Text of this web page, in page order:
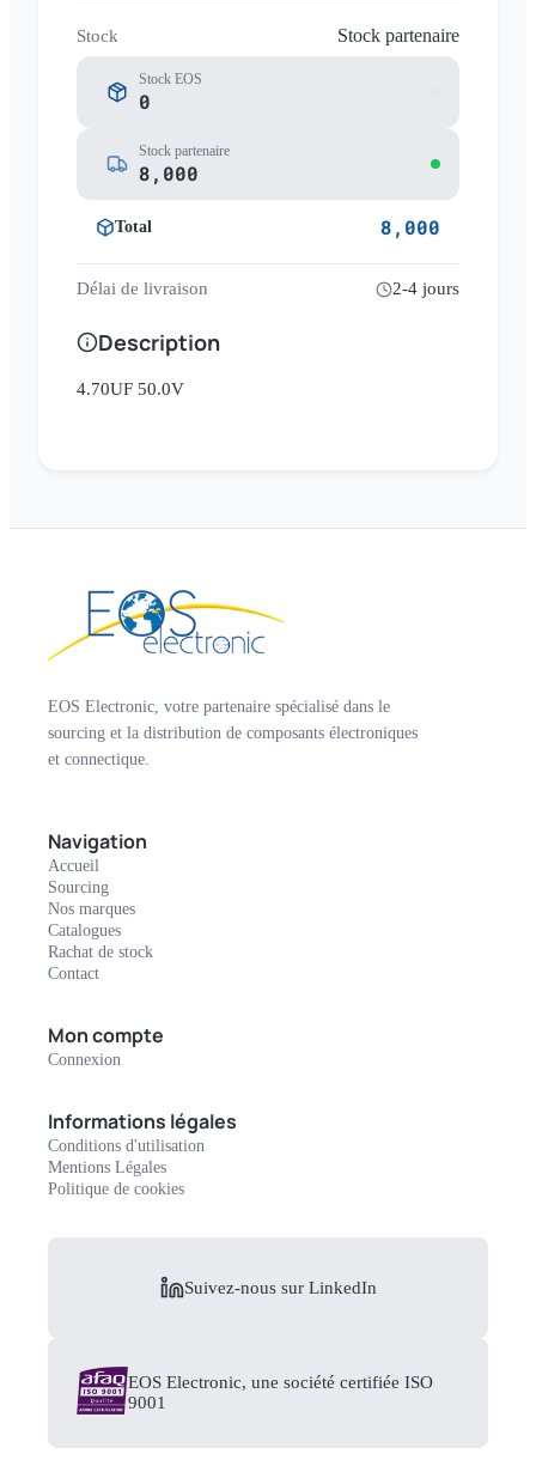
Stock Stock partenaire
Stock EOS
0
Stock partenaire
8,000
Total 8,000
Délai de livraison 2-4 jours
Description
4.70UF 50.0V
EOS Electronic, votre partenaire spécialisé dans le
sourcing et la distribution de composants électroniques
et connectique.
Navigation
Accueil
Sourcing
Nos marques
Catalogues
Rachat de stock
Contact
Mon compte
Connexion
Informations légales
Conditions d'utilisation
Mentions Légales
Politique de cookies
Suivez-nous sur LinkedIn
EOS Electronic, une société certifiée ISO
9001